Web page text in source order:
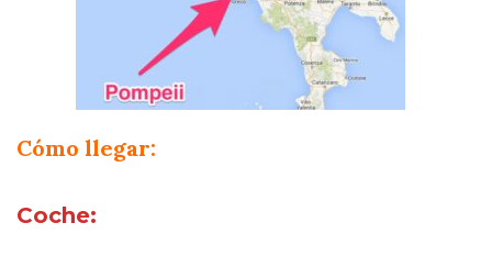
Cómo llegar:
Coche: